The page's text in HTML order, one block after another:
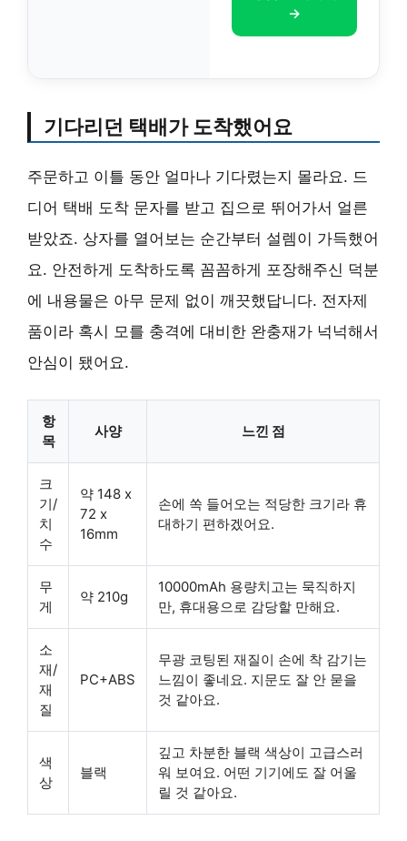
→
기다리던 택배가 도착했어요
주문하고 이틀 동안 얼마나 기다렸는지 몰라요. 드
디어 택배 도착 문자를 받고 집으로 뛰어가서 얼른
받았죠. 상자를 열어보는 순간부터 설렘이 가득했어
요. 안전하게 도착하도록 꼼꼼하게 포장해주신 덕분
에 내용물은 아무 문제 없이 깨끗했답니다. 전자제
품이라 혹시 모를 충격에 대비한 완충재가 넉넉해서
안심이 됐어요.
항
목
사양 느낀 점
크
기/
치
수
약 148 x
72 x
16mm
손에 쏙 들어오는 적당한 크기라 휴
대하기 편하겠어요.
무
게
약 210g
10000mAh 용량치고는 묵직하지
만, 휴대용으로 감당할 만해요.
소
재/
재
질
PC+ABS
무광 코팅된 재질이 손에 착 감기는
느낌이 좋네요. 지문도 잘 안 묻을
것 같아요.
색
상
블랙
깊고 차분한 블랙 색상이 고급스러
워 보여요. 어떤 기기에도 잘 어울
릴 것 같아요.